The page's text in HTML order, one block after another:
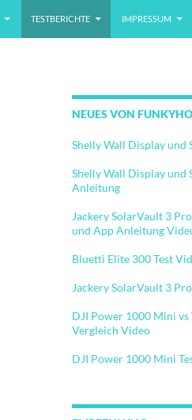
TESTBERICHTE IMPRESSUM
NEUES VON
Shelly Wall Display und
Shelly Wall Display und
Anleitung
Jackery SolarVault 3
und App Anleitung
Bluetti Elite 300 Test
Jackery SolarVault 3
DJI Power 1000 Mini
Vergleich Video
DJI Power 1000 Mini